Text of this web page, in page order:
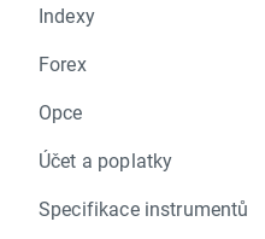
Indexy
Forex
Opce
Účet a poplatky
Specifikace instrumentů